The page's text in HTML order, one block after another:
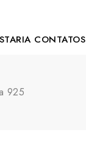
CONTATOS
925